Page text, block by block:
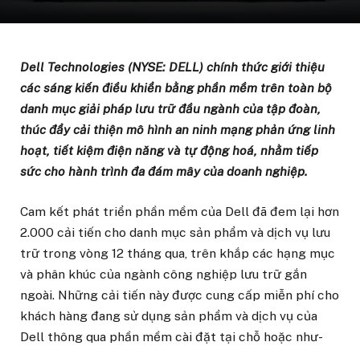
Dell Technologies (NYSE: DELL) chính thức giới thiệu
các sáng kiến điều khiển bằng phần mềm trên toàn bộ
danh mục giải pháp lưu trữ đầu ngành của tập đoàn,
thúc đẩy cải thiện mô hình an ninh mạng phản ứng linh
hoạt, tiết kiệm điện năng và tự động hoá, nhằm tiếp
sức cho hành trình đa đám mây của doanh nghiệp.
Cam kết phát triển phần mềm của Dell đã đem lại hơn
2.000 cải tiến cho danh mục sản phẩm và dịch vụ lưu
trữ trong vòng 12 tháng qua, trên khắp các hạng mục
và phân khúc của ngành công nghiệp lưu trữ gắn
ngoài. Những cải tiến này được cung cấp miễn phí cho
khách hàng đang sử dụng sản phẩm và dịch vụ của
Dell thông qua phần mềm cài đặt tại chỗ hoặc như-